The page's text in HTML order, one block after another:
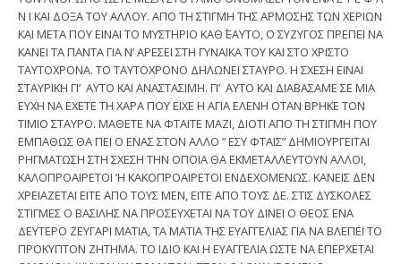
Ν Ι ΚΑΙ ΔΟΞΑ ΤΟΥ ΑΛΛΟΥ. ΑΠΟ ΤΗ ΣΤΙΓΜΗ ΤΗΣ ΑΡΜΟΣΗΣ ΤΩΝ ΧΕΡΙΩΝ
ΚΑΙ ΜΕΤΑ ΠΟΥ ΕΙΝΑΙ ΤΟ ΜΥΣΤΗΡΙΟ ΚΑΘ΄ ΕΑΥΤΟ, Ο ΣΥΖΥΓΟΣ ΠΡΕΠΕΙ ΝΑ
ΚΑΝΕΙ ΤΑ ΠΑΝΤΑ ΓΙΑ Ν’ ΑΡΕΣΕΙ ΣΤΗ ΓΥΝΑΙΚΑ ΤΟΥ ΚΑΙ ΣΤΟ ΧΡΙΣΤΟ
ΤΑΥΤΟΧΡΟΝΑ. ΤΟ ΤΑΥΤΟΧΡΟΝΟ ΔΗΛΩΝΕΙ ΣΤΑΥΡΟ. Η ΣΧΕΣΗ ΕΙΝΑΙ
ΣΤΑΥΡΙΚΗ ΓΙ’ ΑΥΤΟ ΚΑΙ ΑΝΑΣΤΑΣΙΜΗ. ΓΙ’ ΑΥΤΟ ΚΑΙ ΔΙΑΒΑΣΑΜΕ ΣΕ ΜΙΑ
ΕΥΧΗ ΝΑ ΕΧΕΤΕ ΤΗ ΧΑΡΑ ΠΟΥ ΕΙΧΕ Η ΑΓΙΑ ΕΛΕΝΗ ΟΤΑΝ ΒΡΗΚΕ ΤΟΝ
ΤΙΜΙΟ ΣΤΑΥΡΟ. ΜΑΘΕΤΕ ΝΑ ΦΤΑΙΤΕ ΜΑΖΙ, ΔΙΟΤΙ ΑΠΟ ΤΗ ΣΤΙΓΜΗ ΠΟΥ
ΕΜΠΑΘΩΣ ΘΑ ΠΕΙ Ο ΕΝΑΣ ΣΤΟΝ ΑΛΛΟ ” ΕΣΥ ΦΤΑΙΣ” ΔΗΜΙΟΥΡΓΕΙΤΑΙ
ΡΗΓΜΑΤΩΣΗ ΣΤΗ ΣΧΕΣΗ ΤΗΝ ΟΠΟΙΑ ΘΑ ΕΚΜΕΤΑΛΛΕΥΤΟΥΝ ΑΛΛΟΙ,
ΚΑΛΟΠΡΟΑΙΡΕΤΟΙ ‘Η ΚΑΚΟΠΡΟΑΙΡΕΤΟΙ ΕΝΔΕΧΟΜΕΝΩΣ. ΚΑΝΕΙΣ ΔΕΝ
ΧΡΕΙΑΖΕΤΑΙ ΕΙΤΕ ΑΠΟ ΤΟΥΣ ΜΕΝ, ΕΙΤΕ ΑΠΟ ΤΟΥΣ ΔΕ. ΣΤΙΣ ΔΥΣΚΟΛΕΣ
ΣΤΙΓΜΕΣ Ο ΒΑΣΙΛΗΣ ΝΑ ΠΡΟΣΕΥΧΕΤΑΙ ΝΑ ΤΟΥ ΔΙΝΕΙ Ο ΘΕΟΣ ΕΝΑ
ΔΕΥΤΕΡΟ ΖΕΥΓΑΡΙ ΜΑΤΙΑ, ΤΑ ΜΑΤΙΑ ΤΗΣ ΕΥΑΓΓΕΛΙΑΣ ΓΙΑ ΝΑ ΒΛΕΠΕΙ ΤΟ
ΠΡΟΚΥΠΤΟΝ ΖΗΤΗΜΑ. ΤΟ ΙΔΙΟ ΚΑΙ Η ΕΥΑΓΓΕΛΙΑ ΩΣΤΕ ΝΑ ΕΠΕΡΧΕΤΑΙ